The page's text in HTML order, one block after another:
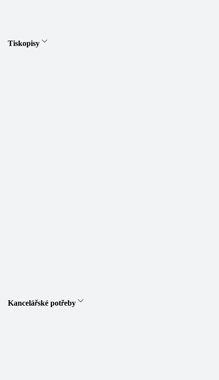
Tiskopisy
Kancelářské potřeby